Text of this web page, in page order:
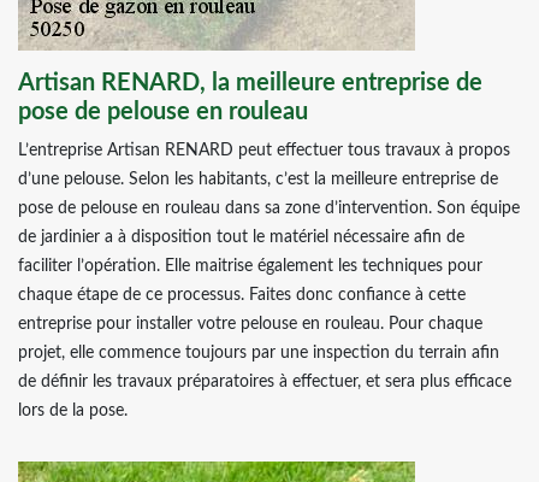
Artisan RENARD, la meilleure entreprise de
pose de pelouse en rouleau
L’entreprise Artisan RENARD peut effectuer tous travaux à propos
d’une pelouse. Selon les habitants, c’est la meilleure entreprise de
pose de pelouse en rouleau dans sa zone d’intervention. Son équipe
de jardinier a à disposition tout le matériel nécessaire afin de
faciliter l’opération. Elle maitrise également les techniques pour
chaque étape de ce processus. Faites donc confiance à cette
entreprise pour installer votre pelouse en rouleau. Pour chaque
projet, elle commence toujours par une inspection du terrain afin
de définir les travaux préparatoires à effectuer, et sera plus efficace
lors de la pose.